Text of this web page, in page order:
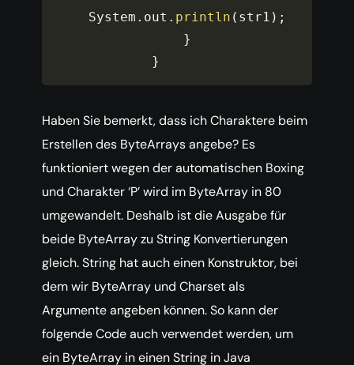
System . out . println ( str1 ) ;
}
}
Haben Sie bemerkt, dass ich Charaktere beim
Erstellen des ByteArrays angebe? Es
funktioniert wegen der automatischen Boxing
und Charakter ‘P’ wird im ByteArray in 80
umgewandelt. Deshalb ist die Ausgabe für
beide ByteArray zu String Konvertierungen
gleich. String hat auch einen Konstruktor, bei
dem wir ByteArray und Charset als
Argumente angeben können. So kann der
folgende Code auch verwendet werden, um
ein ByteArray in einen String in Java